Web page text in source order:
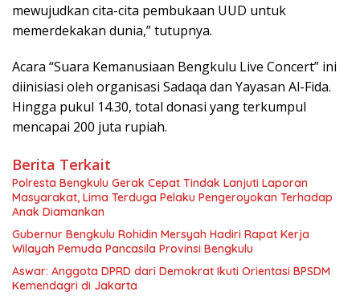
mewujudkan cita-cita pembukaan UUD untuk
memerdekakan dunia,” tutupnya.
Acara “Suara Kemanusiaan Bengkulu Live Concert” ini
diinisiasi oleh organisasi Sadaqa dan Yayasan Al-Fida.
Hingga pukul 14.30, total donasi yang terkumpul
mencapai 200 juta rupiah.
Berita Terkait
‎Polresta Bengkulu Gerak Cepat Tindak Lanjuti Laporan
Masyarakat, Lima Terduga Pelaku Pengeroyokan Terhadap
Anak Diamankan
Gubernur Bengkulu Rohidin Mersyah Hadiri Rapat Kerja
Wilayah Pemuda Pancasila Provinsi Bengkulu
Aswar: Anggota DPRD dari Demokrat Ikuti Orientasi BPSDM
Kemendagri di Jakarta